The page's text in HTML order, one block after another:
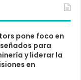
pone foco en
para
y liderar la
en